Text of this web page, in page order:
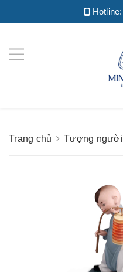
Hotline:
Trang chủ Tượng người